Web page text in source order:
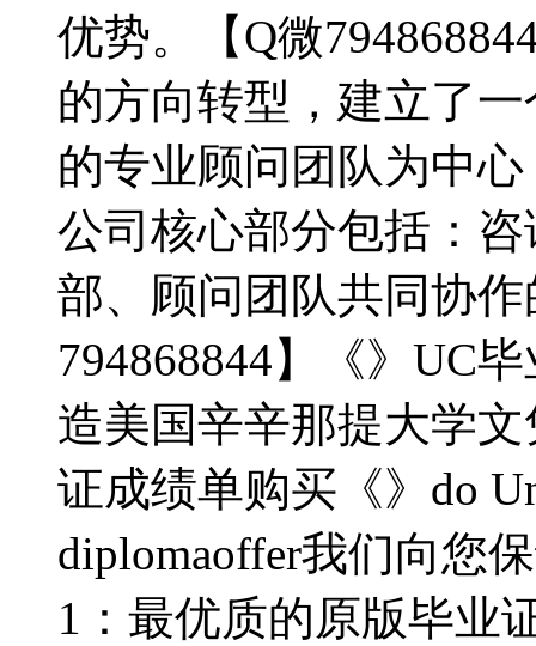
优势。【Q微
的方向转型，建立了
的专业顾问团队为中心
公司核心部分包括：
部、顾问团队共同协
794868844】《》UC
造美国辛辛那提大学
证成绩单购买《》do
diplomaoffer我们向您
1：最优质的原版毕业